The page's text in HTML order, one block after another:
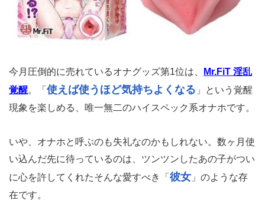
今月圧倒的に売れているオナグッズ第1位は、
Mr.FiT 淫乱
覚醒。「 使えば使うほど気持ちよくなる 」という覚醒
現象を楽しめる、唯一無二のハイスペック系オナホです。
いや、オナホと呼ぶのも失礼なのかもしれない。数ヶ月使
い込んだ先に待っているのは、ツンツンしたあの子がつい
に心を許してくれたそんな愛すべき「 彼女 」のような存
在です。